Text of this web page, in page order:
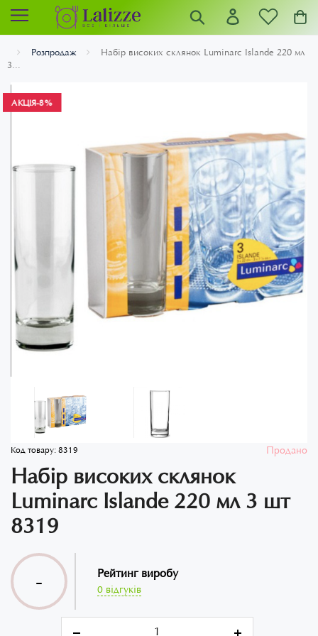
Розпродаж
Набір високих склянок Luminarc Islande 220 мл
3...
АКЦІЯ-8%
Код товару:8319 Продано
Набір високих склянок
Luminarc Islande 220 мл 3 шт
8319
- Рейтинг виробу
0 відгуків